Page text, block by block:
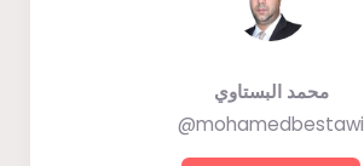
محمد البستاوي
@mohamedbestawi